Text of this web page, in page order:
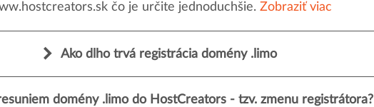
čo je určite jednoduchšie. Zobraziť viac
Ako dlho trvá registrácia domény .limo
domény .limo do HostCreators - tzv. zmenu registrátora?